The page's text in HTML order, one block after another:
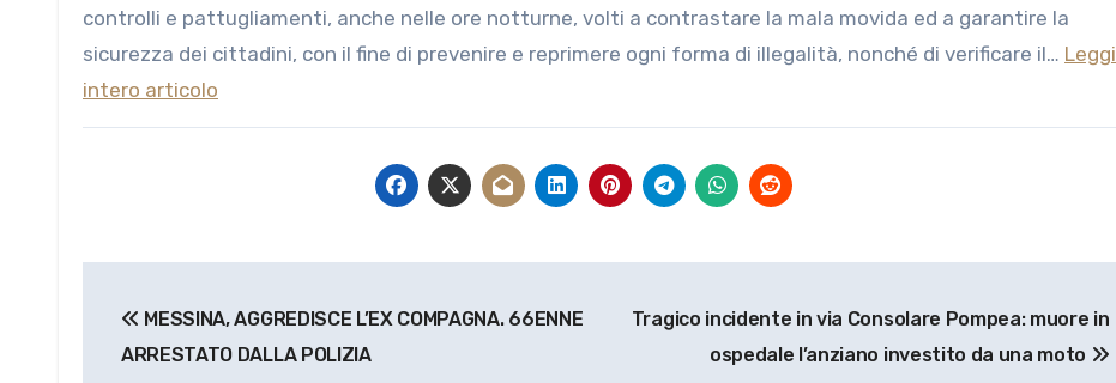
controlli e pattugliamenti, anche nelle ore notturne, volti a contrastare la mala movida ed a garantire la
sicurezza dei cittadini, con il fine di prevenire e reprimere ogni forma di illegalità, nonché di verificare il… Leggi
intero articolo
articoli
MESSINA, AGGREDISCE L’EX COMPAGNA. 66ENNE
ARRESTATO DALLA POLIZIA
Tragico incidente in via Consolare Pompea: muore in
ospedale l’anziano investito da una moto